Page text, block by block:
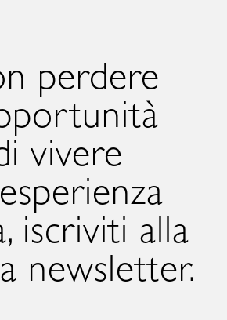
perdere
vivere
iscriviti alla
newsletter.